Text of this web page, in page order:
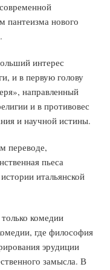
пантеизма нового
интерес
и в первую голову
направленный
и в противовес
и научной истины.
переводе,
пьеса
итальянской
комедии
где философия
эрудиции
замысла. В